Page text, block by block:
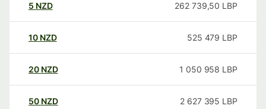
5 NZD 262 739,50 LBP
10 NZD 525 479 LBP
20 NZD 1 050 958 LBP
50 NZD 2 627 395 LBP